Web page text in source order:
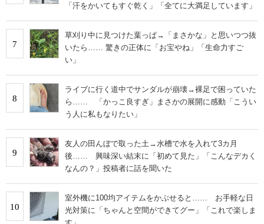
「汗をかいてもすぐ乾く」「全てに大満足しています」
7
草刈り中に見つけた葉っぱ→「まさかな」と思いつつ抜
いたら…… 驚きの正体に「お宝やね」「生命力すご
い」
8
ライブに行く道中でサンダルが崩壊→裸足で困っていた
ら…… 「かっこ良すぎ」まさかの展開に感動「こうい
う人に私もなりたい」
9
友人の田んぼで取った土→水槽で水を入れて3カ月
後…… 興味深い結末に「初めて見た」「こんなデカく
なんの？」投稿者に話を聞いた
10
室外機に100均アイテムをかぶせると…… お手軽な日
光対策に「ちゃんと空間ができてグー」「これで楽しま